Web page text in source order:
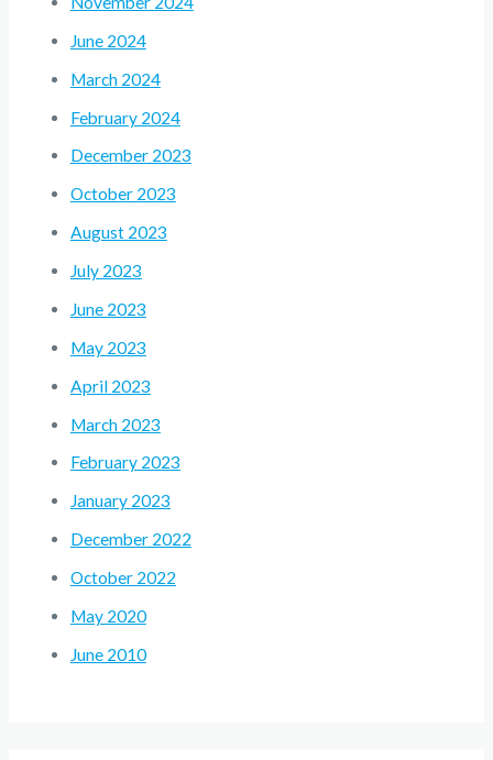
June 2024
March 2024
February 2024
December 2023
October 2023
August 2023
July 2023
June 2023
May 2023
April 2023
March 2023
February 2023
January 2023
December 2022
October 2022
May 2020
June 2010